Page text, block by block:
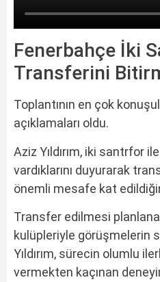
Fenerbahçe İki
Transferini
Toplantının en çok
açıklamaları oldu.
Aziz Yıldırım, iki santrfor
vardıklarını duyurarak
önemli mesafe kat
Transfer edilmesi
kulüpleriyle görüşmelerin
Yıldırım, sürecin olumlu
vermekten kaçınan